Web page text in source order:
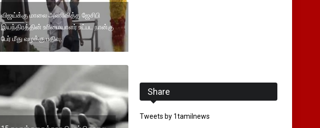
விஜய்க்கு மாலை அணிவித்த ஜேசிபி
இயந்திரத்தின் உரிமையாளர் உட்பட நான்கு
பேர் மீது வழக்கு பதிவு.
Share
Tweets by 1tamilnews